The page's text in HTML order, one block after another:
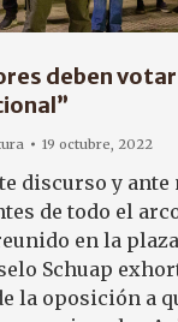
deben
19 octubre, 2022
discurso y ante
de todo el
en la
Schuap
la oposición a